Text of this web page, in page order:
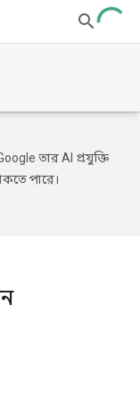
তার AI প্রযুক্তি
পারে।